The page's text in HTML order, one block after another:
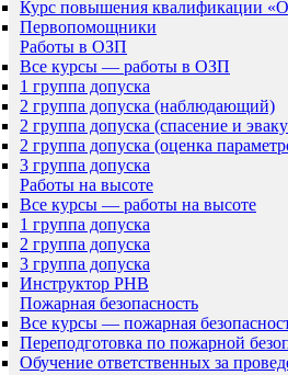
Курс повышения квалификации
Первопомощники
Работы в ОЗП
Все курсы — работы в ОЗП
1 группа допуска
2 группа допуска (наблюдающий)
2 группа допуска (спасение и
2 группа допуска (оценка
3 группа допуска
Работы на высоте
Все курсы — работы на высоте
1 группа допуска
2 группа допуска
3 группа допуска
Инструктор РНВ
Пожарная безопасность
Все курсы — пожарная
Переподготовка по пожарной
Обучение ответственных за